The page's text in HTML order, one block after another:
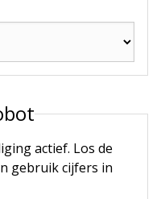
actief. Los de
gebruik cijfers in